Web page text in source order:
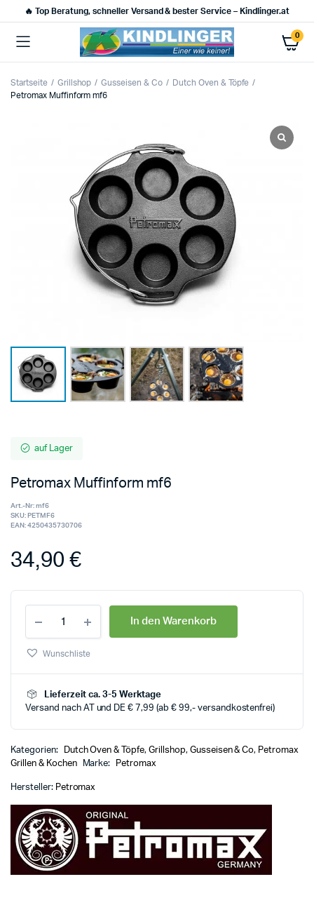
🔥 Top Beratung, schneller Versand & bester Service – Kindlinger.at
0
Startseite Grillshop Gusseisen & Co
Dutch Oven & Töpfe
Petromax Muffinform mf6
auf Lager
Petromax Muffinform mf6
Art.-Nr:mf6
SKU: PETMF6
EAN:4250435730706
34,90€
In den Warenkorb
Wunschliste
Lieferzeit ca. 3-5 Werktage
Versand nach AT und DE € 7,99 (ab € 99,- versandkostenfrei)
Kategorien: Dutch Oven & Töpfe,Grillshop, Gusseisen & Co, Petromax
Grillen & Kochen
Marke: Petromax
Hersteller: Petromax